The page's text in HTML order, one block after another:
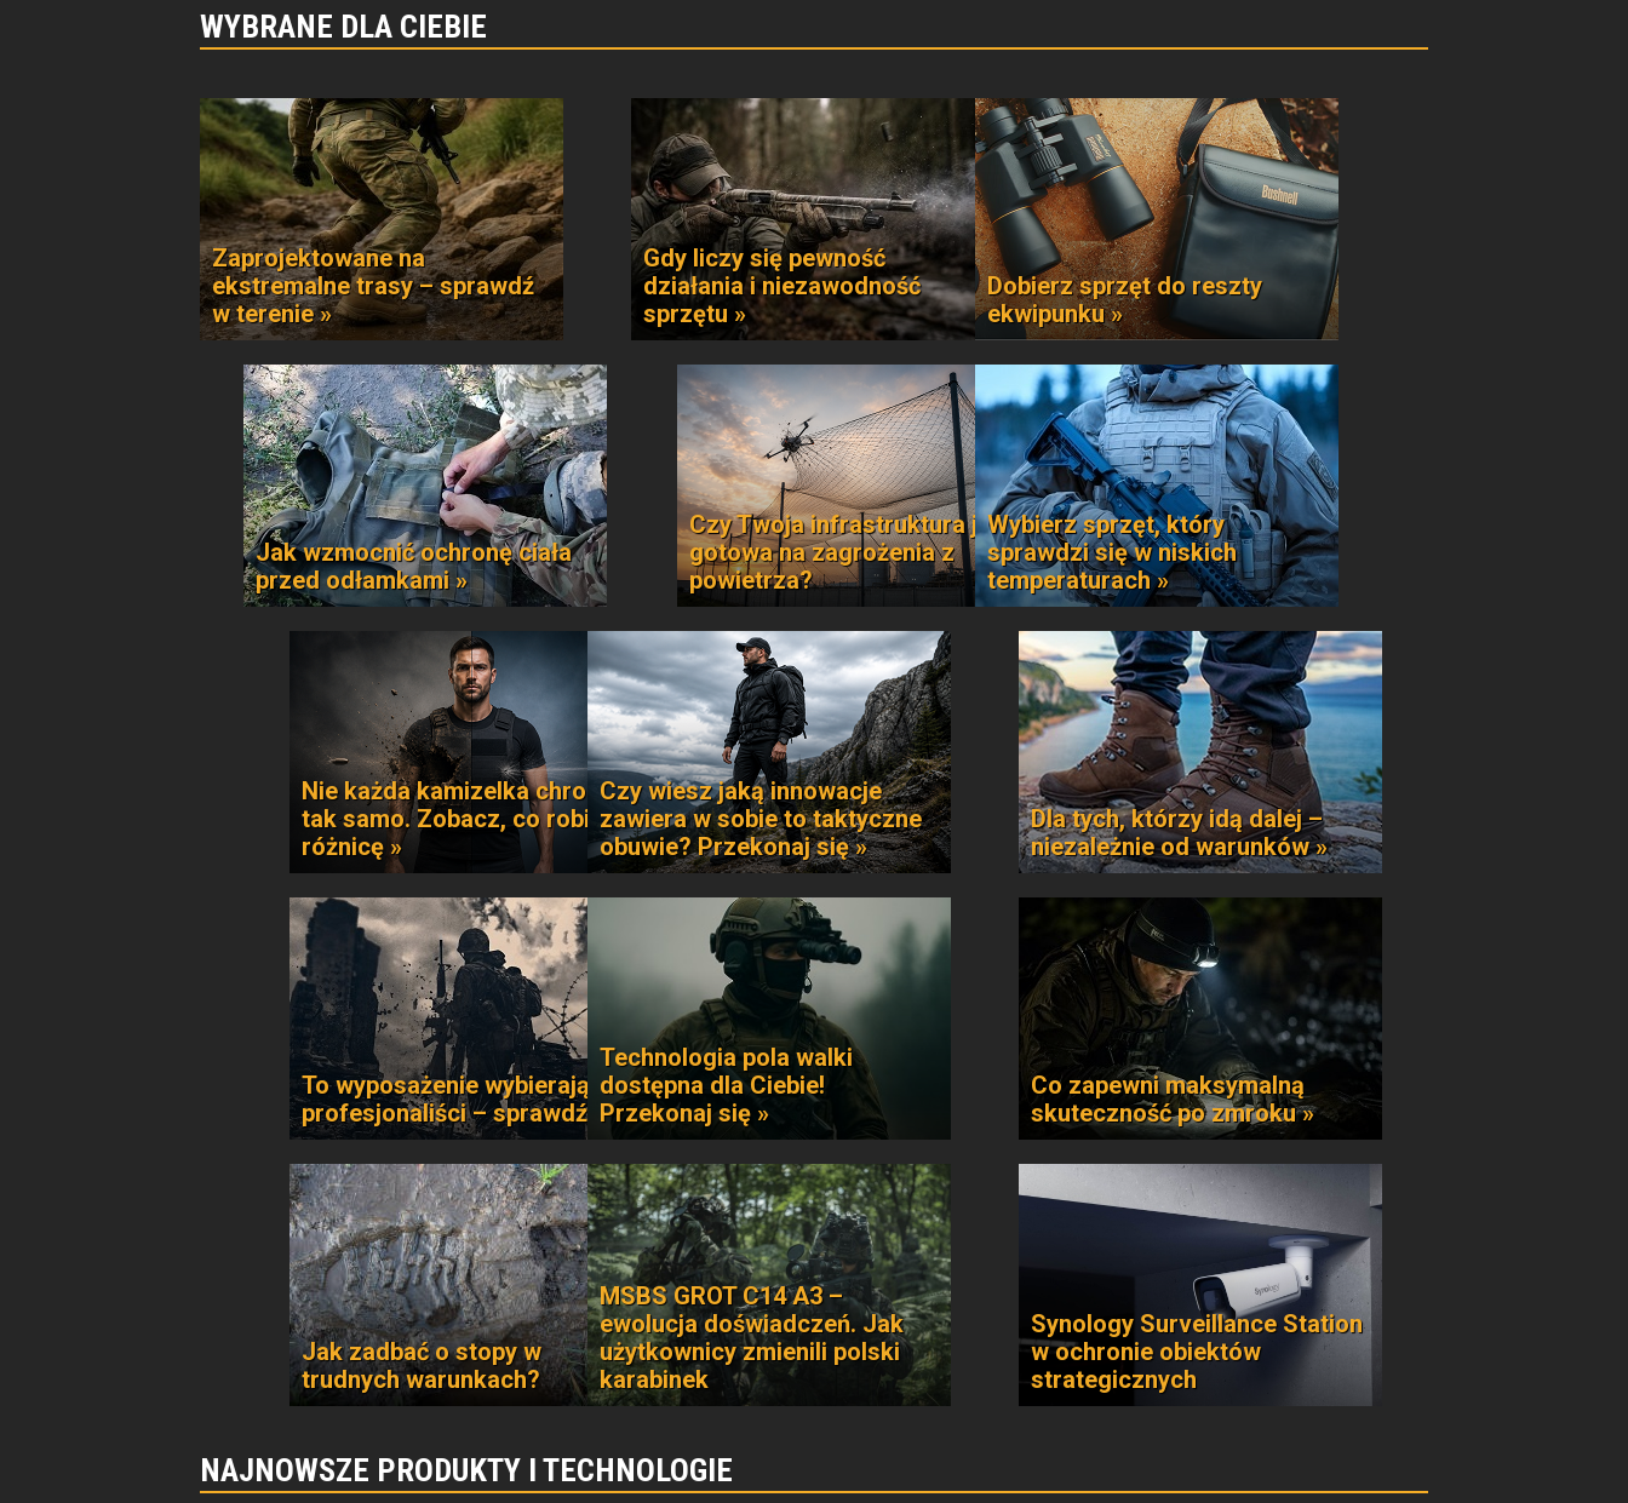
WYBRANE DLA CIEBIE
Zaprojektowane na
ekstremalne trasy – sprawdź
w terenie »
Gdy liczy się pewność
działania i niezawodność
sprzętu »
Dobierz sprzęt do reszty
ekwipunku »
Jak wzmocnić ochronę ciała
przed odłamkami »
Czy Twoja infrastruktura jest
gotowa na zagrożenia z
powietrza?
Wybierz sprzęt, który
sprawdzi się w niskich
temperaturach »
Nie każda kamizelka chroni
tak samo. Zobacz, co robi
różnicę »
Czy wiesz jaką innowacje
zawiera w sobie to taktyczne
obuwie? Przekonaj się »
Dla tych, którzy idą dalej –
niezależnie od warunków »
To wyposażenie wybierają
profesjonaliści – sprawdź »
Technologia pola walki
dostępna dla Ciebie!
Przekonaj się »
Co zapewni maksymalną
skuteczność po zmroku »
Jak zadbać o stopy w
trudnych warunkach?
MSBS GROT C14 A3 –
ewolucja doświadczeń. Jak
użytkownicy zmienili polski
karabinek
Synology Surveillance Station
w ochronie obiektów
strategicznych
NAJNOWSZE PRODUKTY I TECHNOLOGIE